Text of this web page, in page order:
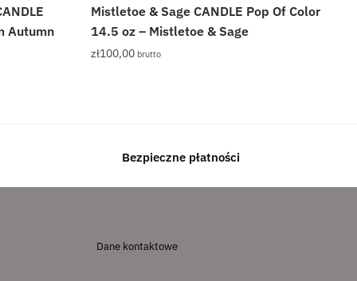
Autumn
Mistletoe & Sage CANDLE Pop Of Color
14.5 oz – Mistletoe & Sage
zł100,00 brutto
Bezpieczne płatności
Dane kontaktowe